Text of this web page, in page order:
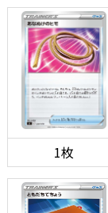
1枚